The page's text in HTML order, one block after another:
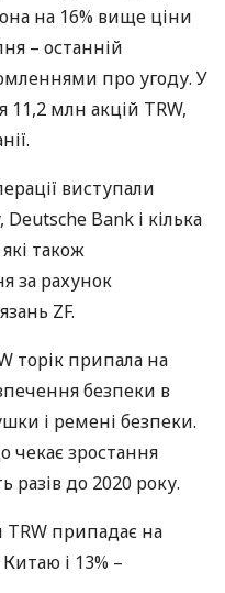
на 16% вище ціни
– останній
про угоду. У
11,2 млн акцій TRW,
виступали
Bank і кілька
також
за рахунок
ZF.
торік припала на
безпеки в
і ремені безпеки.
чекає зростання
разів до 2020 року.
TRW припадає на
і 13% –